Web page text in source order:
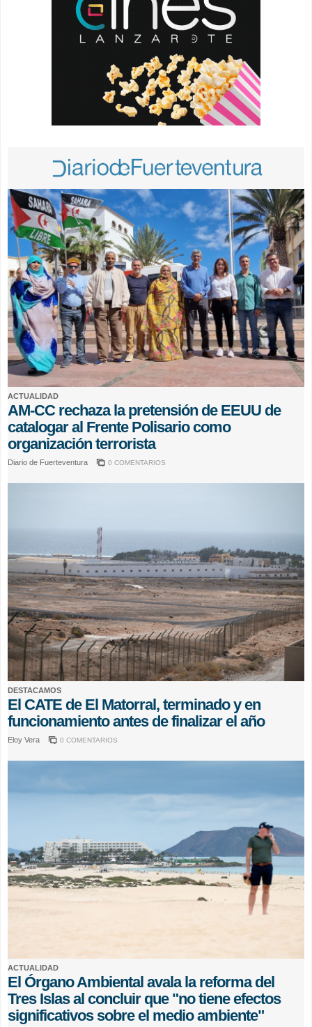
ACTUALIDAD
AM-CC rechaza la pretensión de EEUU de
catalogar al Frente Polisario como
organización terrorista
Diario de Fuerteventura 0 COMENTARIOS
DESTACAMOS
El CATE de El Matorral, terminado y en
funcionamiento antes de finalizar el año
Eloy Vera 0 COMENTARIOS
ACTUALIDAD
El Órgano Ambiental avala la reforma del
Tres Islas al concluir que "no tiene efectos
significativos sobre el medio ambiente"